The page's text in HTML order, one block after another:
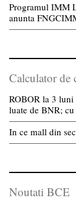
Programul IMM
anunta
Calculator de
ROBOR la 3 luni
luate de BNR;
In ce mall din
Noutati BCE